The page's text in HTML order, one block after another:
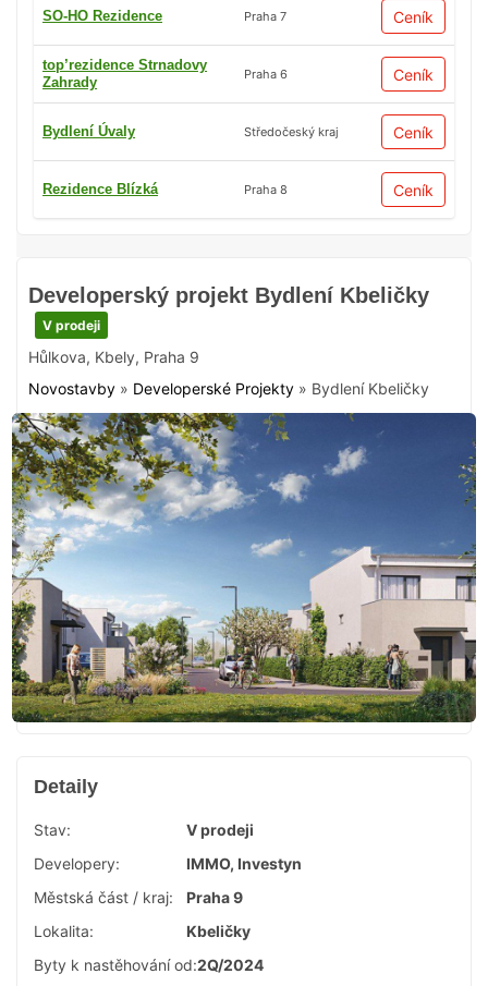
Developerský projekt Bydlení Kbeličky
V prodeji
Hůlkova, Kbely, Praha 9
Novostavby » Developerské Projekty » Bydlení Kbeličky
SO-HO Rezidence Praha 7 Ceník
top’rezidence Strnadovy
Zahrady
Praha 6 Ceník
Bydlení Úvaly Středočeský kraj Ceník
Rezidence Blízká Praha 8 Ceník
Detaily
Stav:
V prodeji
Developery:
IMMO, Investyn
Městská část / kraj:
Praha 9
Lokalita:
Kbeličky
Byty k nastěhování od:2Q/2024